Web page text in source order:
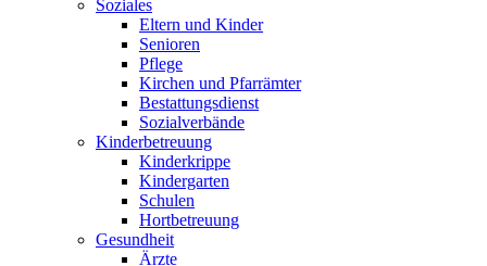
Soziales
Eltern und Kinder
Senioren
Pflege
Kirchen und Pfarrämter
Bestattungsdienst
Sozialverbände
Kinderbetreuung
Kinderkrippe
Kindergarten
Schulen
Hortbetreuung
Gesundheit
Ärzte